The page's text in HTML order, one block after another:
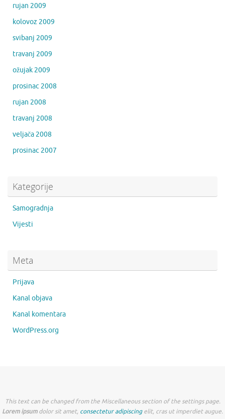
rujan 2009
kolovoz 2009
svibanj 2009
travanj 2009
ožujak 2009
prosinac 2008
rujan 2008
travanj 2008
veljača 2008
prosinac 2007
Kategorije
Samogradnja
Vijesti
Meta
Prijava
Kanal objava
Kanal komentara
WordPress.org
This text can be changed from the Miscellaneous section of the settings page.
Lorem ipsumdolor sit amet, consectetur adipiscingelit, cras ut imperdiet augue.